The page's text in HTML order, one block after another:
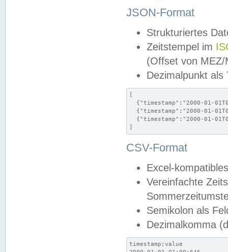
JSON-Format
Strukturiertes
Zeitstempel im
(Offset von MEZ/
Dezimalpunkt als
[
{"timestamp":"2000-01-
{"timestamp":"2000-01-
{"timestamp":"2000-01-
]
CSV-Format
Excel-
Vereinfachte
Semikolon als
Dezimalkomma
timestamp;value